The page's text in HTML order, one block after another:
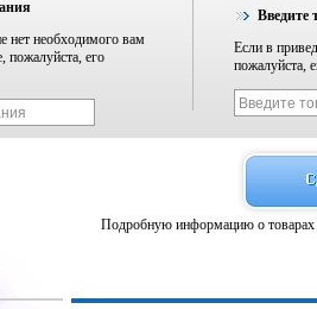
нет необходимого вам
пожалуйста, его
Введите
Если в
пожалуйста,
Подробную информацию о товарах